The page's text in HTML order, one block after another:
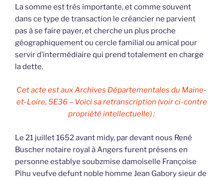
La somme est très importante, et comme souvent
dans ce type de transaction le créancier ne parvient
pas à se faire payer, et cherche un plus proche
géographiquement ou cercle familial ou amical pour
servir d’intermédiaire qui prend totalement en charge
la dette.
Cet acte est aux Archives Départementales du Maine-
et-Loire, 5E36 – Voici sa retranscription (voir ci-contre
propriété intellectuelle) :
Le 21 juillet 1652 avant midy, par devant nous René
Buscher notaire royal à Angers furent présens en
personne establye soubzmise damoiselle Françoise
Pihu veufve defunt noble homme Jean Gabory sieur de